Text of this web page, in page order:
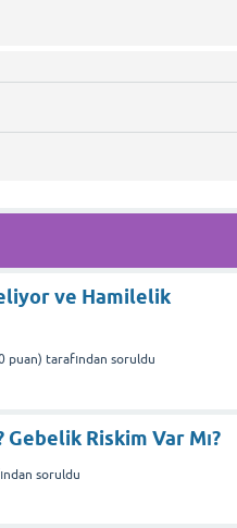
ve Hamilelik
puan) tarafından soruldu
Riskim Var Mı?
soruldu